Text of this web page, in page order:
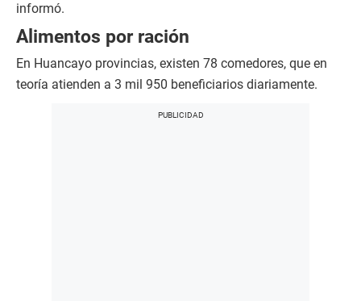
informó.
Alimentos por ración
En Huancayo provincias, existen 78 comedores, que en
teoría atienden a 3 mil 950 beneficiarios diariamente.